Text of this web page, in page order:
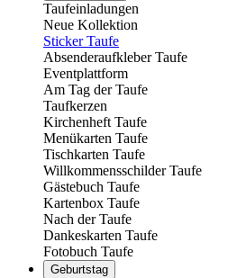
Taufeinladungen
Neue Kollektion
Sticker Taufe
Absenderaufkleber Taufe
Eventplattform
Am Tag der Taufe
Taufkerzen
Kirchenheft Taufe
Menükarten Taufe
Tischkarten Taufe
Willkommensschilder Taufe
Gästebuch Taufe
Kartenbox Taufe
Nach der Taufe
Dankeskarten Taufe
Fotobuch Taufe
Geburtstag